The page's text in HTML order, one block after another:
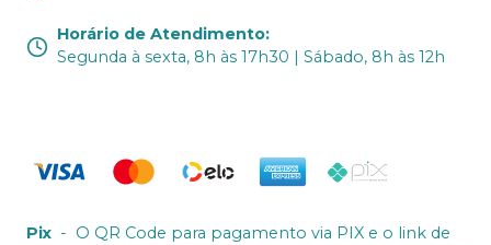
Horário de Atendimento:
Segunda à sexta, 8h às 17h30 | Sábado, 8h às 12h
Pix - O QR Code para pagamento via PIX e o link de